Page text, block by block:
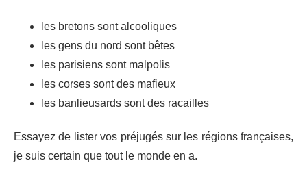
les bretons sont alcooliques
les gens du nord sont bêtes
les parisiens sont malpolis
les corses sont des mafieux
les banlieusards sont des racailles
Essayez de lister vos préjugés sur les régions françaises,
je suis certain que tout le monde en a.